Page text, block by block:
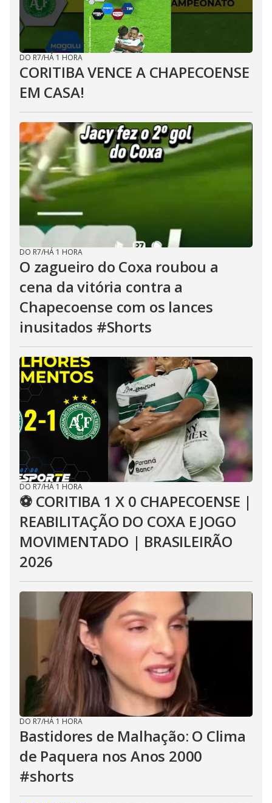
DO R7/HÁ 1 HORA
CORITIBA VENCE A CHAPECOENSE
EM CASA!
DO R7/HÁ 1 HORA
O zagueiro do Coxa roubou a
cena da vitória contra a
Chapecoense com os lances
inusitados #Shorts
DO R7/HÁ 1 HORA
⚽ CORITIBA 1 X 0 CHAPECOENSE |
REABILITAÇÃO DO COXA E JOGO
MOVIMENTADO | BRASILEIRÃO
2026
DO R7/HÁ 1 HORA
Bastidores de Malhação: O Clima
de Paquera nos Anos 2000
#shorts